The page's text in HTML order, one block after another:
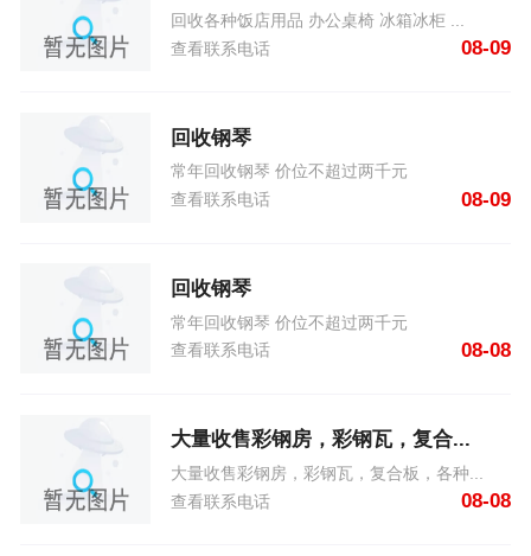
回收各种饭店用品 办公桌椅 冰箱冰柜 ...
查看联系电话
08-09
回收钢琴
常年回收钢琴 价位不超过两千元
查看联系电话
08-09
回收钢琴
常年回收钢琴 价位不超过两千元
查看联系电话
08-08
大量收售彩钢房，彩钢瓦，复合...
大量收售彩钢房，彩钢瓦，复合板，各种...
查看联系电话
08-08